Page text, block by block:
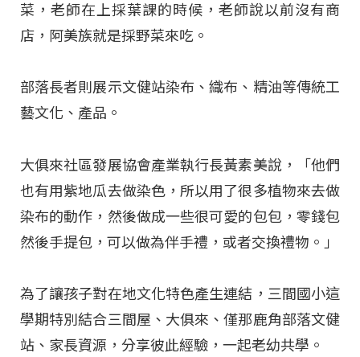
菜，老師在上採葉課的時候，老師說以前沒有商
店，阿美族就是採野菜來吃。
部落長者則展示文健站染布、織布、精油等傳統工
藝文化、產品。
大俱來社區發展協會產業執行長黃素美說，「他們
也有用紫地瓜去做染色，所以用了很多植物來去做
染布的動作，然後做成一些很可愛的包包，零錢包
然後手提包，可以做為伴手禮，或者交換禮物。」
為了讓孩子對在地文化特色產生連結，三間國小這
學期特別結合三間屋、大俱來、僅那鹿角部落文健
站、家長資源，分享彼此經驗，一起老幼共學。